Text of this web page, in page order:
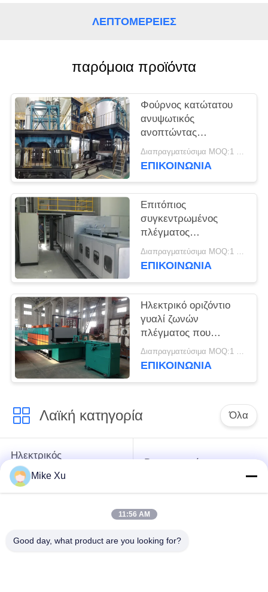
PRIVACY
POLICY
ΛΕΠΤΟΜΈΡΕΙΕΣ
παρόμοια προϊόντα
Φούρνος κατώτατου
ανυψωτικός
ανοπτώντας
βιομηχανικός γυαλιού
1000℃
Διαπραγματεύσιμα MOQ:1 σύνολο
ΕΠΙΚΟΙΝΩΝΙΑ
Επιτόπιος
συγκεντρωμένος
πλέγματος
ανοπτώντας κλίβανος
γυαλιού ζωνών
Διαπραγματεύσιμα MOQ:1 σύνολο
ΕΠΙΚΟΙΝΩΝΙΑ
Ηλεκτρικό οριζόντιο
γυαλί ζωνών
πλέγματος που
διακοσμεί το φούρνο Διαπραγματεύσιμα MOQ:1 σύνολο
ΕΠΙΚΟΙΝΩΝΙΑ
Λαϊκή κατηγορία Όλα
Ηλεκτρικός
βιομηχανικός
φούρνος
Βιομηχανικός
Κλίβανος σηράγγων
Mike Xu
11:56 AM
Good day, what product are you looking for?